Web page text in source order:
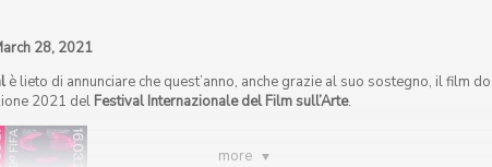
more
28, 2021
è lieto di annunciare che quest’anno, anche grazie al suo sostegno, il film
2021 del Festival Internazionale del Film sull’Arte.